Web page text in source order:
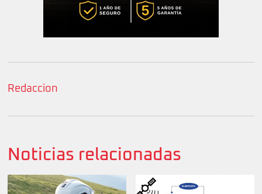
Redaccion
Noticias relacionadas